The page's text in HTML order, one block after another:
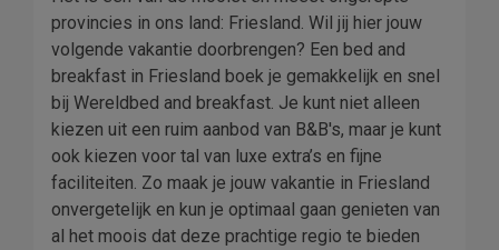
provincies in ons land: Friesland. Wil jij hier jouw
volgende vakantie doorbrengen? Een bed and
breakfast in Friesland boek je gemakkelijk en snel
bij Wereldbed and breakfast. Je kunt niet alleen
kiezen uit een ruim aanbod van B&B's, maar je kunt
ook kiezen voor tal van luxe extra’s en fijne
faciliteiten. Zo maak je jouw vakantie in Friesland
onvergetelijk en kun je optimaal gaan genieten van
al het moois dat deze prachtige regio te bieden